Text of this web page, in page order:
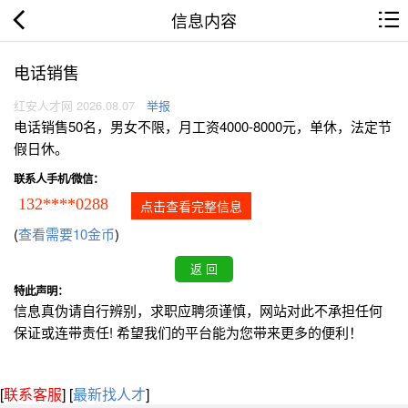
信息内容
电话销售
红安人才网 2026.08.07 举报
电话销售50名，男女不限，月工资4000-8000元，单休，法定节
假日休。
联系人手机/微信：
132****0288 点击查看完整信息
(查看需要10金币)
特此声明：
信息真伪请自行辨别，求职应聘须谨慎，网站对此不承担任何
保证或连带责任! 希望我们的平台能为您带来更多的便利！
[联系客服] [最新找人才]